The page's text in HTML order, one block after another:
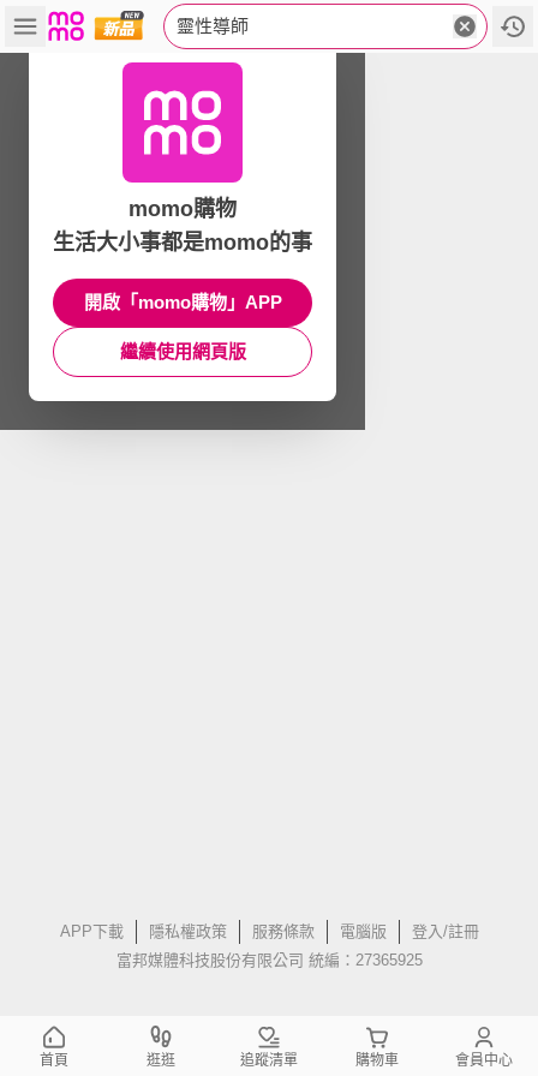
靈性導師
APP下載 隱私權政策 服務條款 電腦版
登入/註冊
富邦媒體科技股份有限公司 統編：27365925
momo購物
生活大小事都是momo的事
開啟「momo購物」APP
繼續使用網頁版
首頁 逛逛 追蹤清單 購物車 會員中心